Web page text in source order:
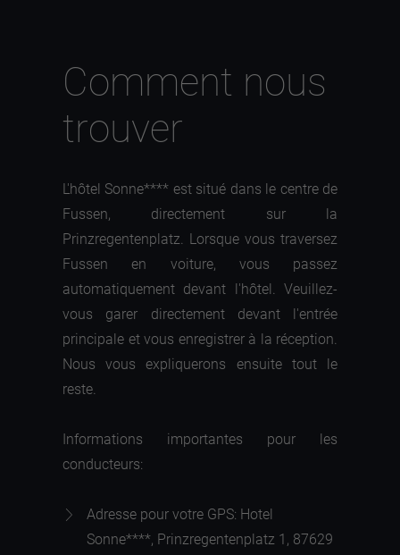
Comment nous
trouver
L'hôtel Sonne**** est situé dans le centre de
Fussen, directement sur la
Prinzregentenplatz. Lorsque vous traversez
Fussen en voiture, vous passez
automatiquement devant l'hôtel. Veuillez-
vous garer directement devant l'entrée
principale et vous enregistrer à la réception.
Nous vous expliquerons ensuite tout le
reste.
Informations importantes pour les
conducteurs:
Adresse pour votre GPS: Hotel
Sonne****, Prinzregentenplatz 1, 87629